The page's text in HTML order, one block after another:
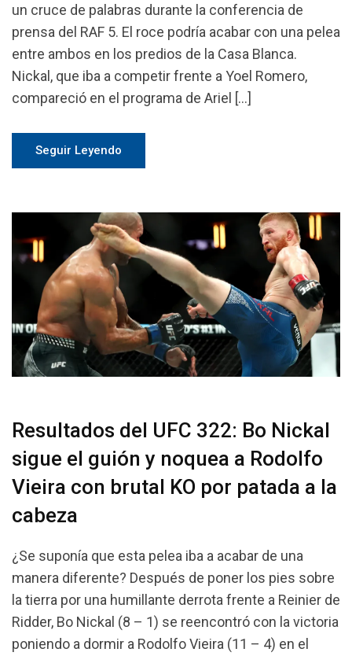
un cruce de palabras durante la conferencia de
prensa del RAF 5. El roce podría acabar con una pelea
entre ambos en los predios de la Casa Blanca.
Nickal, que iba a competir frente a Yoel Romero,
compareció en el programa de Ariel […]
Seguir Leyendo
Resultados del UFC 322: Bo Nickal
sigue el guión y noquea a Rodolfo
Vieira con brutal KO por patada a la
cabeza
¿Se suponía que esta pelea iba a acabar de una
manera diferente? Después de poner los pies sobre
la tierra por una humillante derrota frente a Reinier de
Ridder, Bo Nickal (8 – 1) se reencontró con la victoria
poniendo a dormir a Rodolfo Vieira (11 – 4) en el